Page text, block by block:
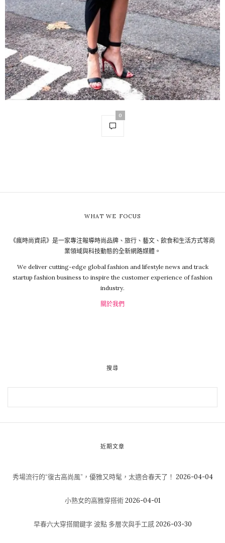
0
WHAT WE FOCUS
《瘋時尚資訊》是一家專注報導時尚品牌、旅行、藝文、飲食和生活方式等商
業領域與科技動態的全新網路媒體。
We deliver cutting-edge global fashion and lifestyle news and track
startup fashion business to inspire the customer experience of fashion
industry.
關於我們
搜尋
近期文章
秀場流行的“復古高尚風”，優雅又時髦，太適合春天了！ 2026-04-04
小熟女的高雅穿搭術 2026-04-01
早春六大穿搭關鍵字 波點 多層次與手工感 2026-03-30